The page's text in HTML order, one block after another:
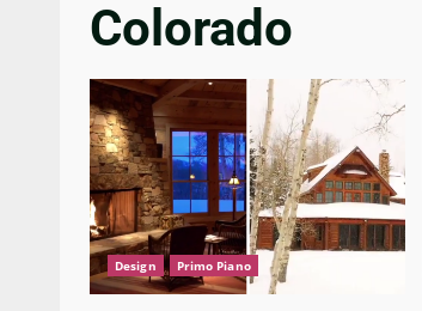
Colorado
Design Primo Piano